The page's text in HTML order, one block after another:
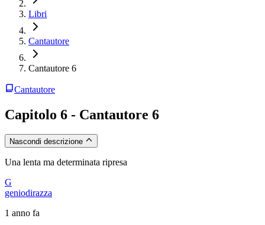
Libri
Cantautore
Cantautore 6
Cantautore
Capitolo 6 - Cantautore 6
Nascondi descrizione
Una lenta ma determinata ripresa
G
geniodirazza
1 anno fa